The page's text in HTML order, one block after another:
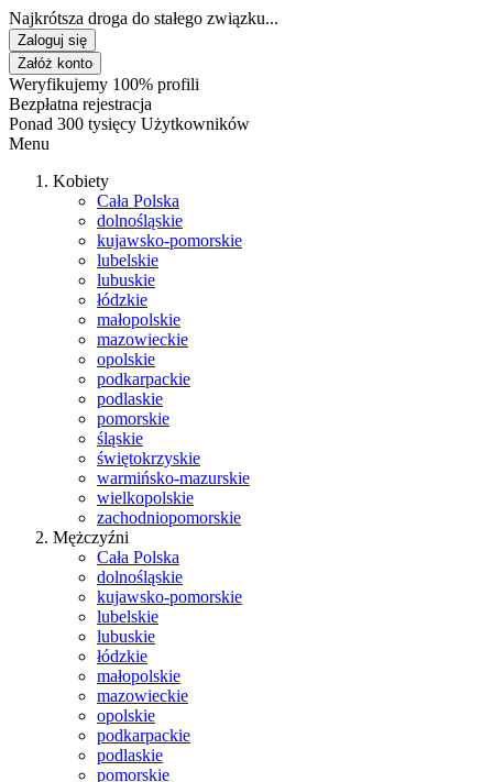
Najkrótsza droga do stałego związku...
Zaloguj się
Załóż konto
Weryfikujemy 100% profili
Bezpłatna rejestracja
Ponad 300 tysięcy Użytkowników
Menu
Kobiety
Cała Polska
dolnośląskie
kujawsko-pomorskie
lubelskie
lubuskie
łódzkie
małopolskie
mazowieckie
opolskie
podkarpackie
podlaskie
pomorskie
śląskie
świętokrzyskie
warmińsko-mazurskie
wielkopolskie
zachodniopomorskie
Mężczyźni
Cała Polska
dolnośląskie
kujawsko-pomorskie
lubelskie
lubuskie
łódzkie
małopolskie
mazowieckie
opolskie
podkarpackie
podlaskie
pomorskie